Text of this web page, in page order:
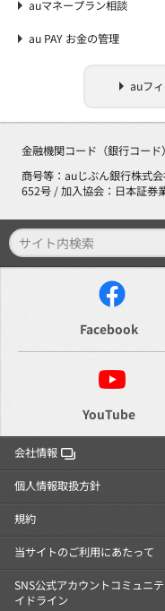
auマネープラン相談
au PAY お金の管理
auフ
金融機関コード（銀行コー
商号等：auじぶん銀行株式会社 / 登録金融機関：関東財務局長（
652号 / 加入協会：日
Facebook
YouTube
会社情報
個人情報取扱方針
規約
当サイトのご利用にあたって
SNS公式アカウントコミュニ
イドライン